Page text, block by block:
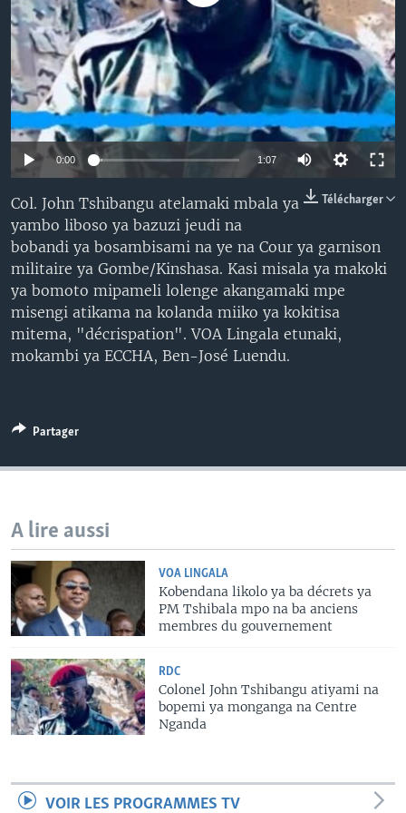
SÉCURITÉ
SCIENCE/TECHNOLOGIE
SPORTS
0:00 1:07
Télécharger
Col. John Tshibangu atelamaki mbala ya
yambo liboso ya bazuzi jeudi na
bobandi ya bosambisami na ye na Cour ya garnison
militaire ya Gombe/Kinshasa. Kasi misala ya makoki
ya bomoto mipameli lolenge akangamaki mpe
misengi atikama na kolanda miiko ya kokitisa
mitema, "décrispation". VOA Lingala etunaki,
mokambi ya ECCHA, Ben-José Luendu.
Partager
A lire aussi
VOA LINGALA
Kobendana likolo ya ba décrets ya
PM Tshibala mpo na ba anciens
membres du gouvernement
RDC
Colonel John Tshibangu atiyami na
bopemi ya monganga na Centre
Nganda
VOIR LES PROGRAMMES TV